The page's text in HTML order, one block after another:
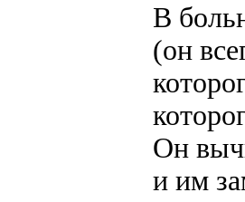
В
(он
Он
и им